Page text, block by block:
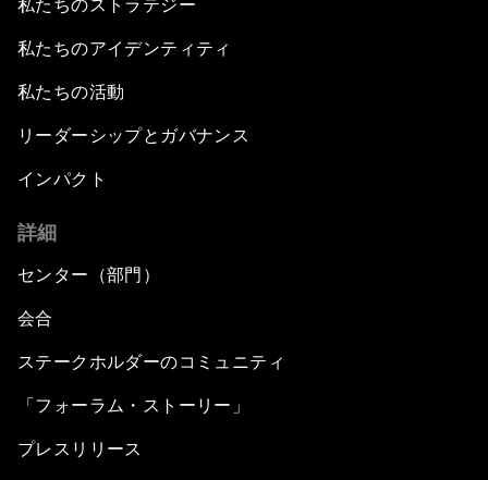
私たちのストラテジー
私たちのアイデンティティ
私たちの活動
リーダーシップとガバナンス
インパクト
詳細
センター（部門）
会合
ステークホルダーのコミュニティ
「フォーラム・ストーリー」
プレスリリース